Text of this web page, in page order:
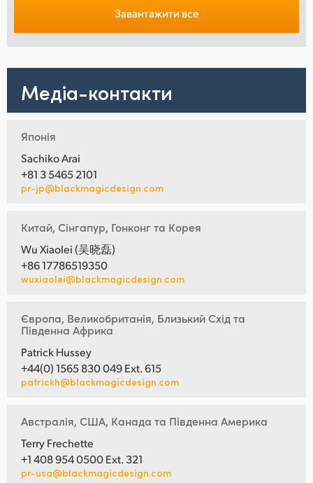
Завантажити все
Медіа-контакти
Японія
Sachiko Arai
+81 3 5465 2101
pr-jp@blackmagicdesign.com
Китай, Сінгапур, Гонконг та Корея
Wu Xiaolei (吴晓磊)
+86 17786519350
wuxiaolei@blackmagicdesign.com
Європа, Великобританія, Близький Схід та
Південна Африка
Patrick Hussey
+44(0) 1565 830 049 Ext. 615
patrickh@blackmagicdesign.com
Австралія, США, Канада та Південна Америка
Terry Frechette
+1 408 954 0500 Ext. 321
pr-usa@blackmagicdesign.com